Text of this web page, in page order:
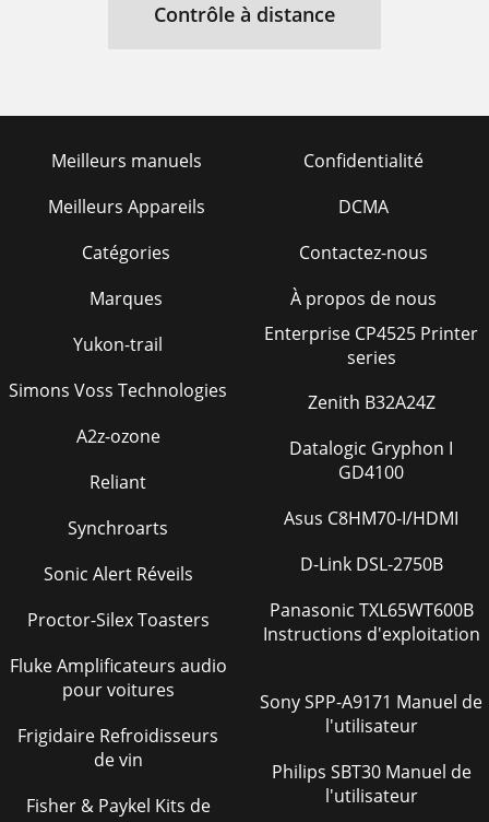
Contrôle à distance
Meilleurs manuels
Meilleurs Appareils
Catégories
Marques
Confidentialité
DCMA
Contactez-nous
À propos de nous
Yukon-trail
Simons Voss Technologies
A2z-ozone
Reliant
Synchroarts
Sonic Alert Réveils
Proctor-Silex Toasters
Fluke Amplificateurs audio
pour voitures
Frigidaire Refroidisseurs
de vin
Fisher & Paykel Kits de
Enterprise CP4525 Printer
series
Zenith B32A24Z
Datalogic Gryphon I
GD4100
Asus C8HM70-I/HDMI
D-Link DSL-2750B
Panasonic TXL65WT600B
Instructions d'exploitation
Sony SPP-A9171 Manuel de
l'utilisateur
Philips SBT30 Manuel de
l'utilisateur